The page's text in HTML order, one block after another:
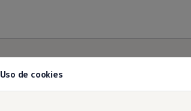
Uso de cookies